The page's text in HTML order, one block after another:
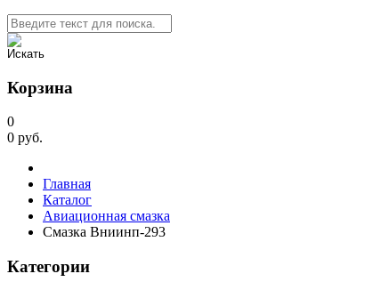
Корзина
0
0 руб.
Главная
Каталог
Авиационная смазка
Смазка Вниинп-293
Категории